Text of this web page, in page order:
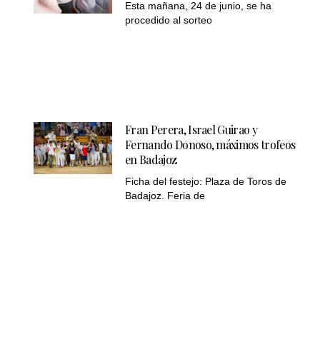
Esta mañana, 24 de junio, se ha
procedido al sorteo
Fran Perera, Israel Guirao y
Fernando Donoso, máximos trofeos
en Badajoz
Ficha del festejo: Plaza de Toros de
Badajoz. Feria de